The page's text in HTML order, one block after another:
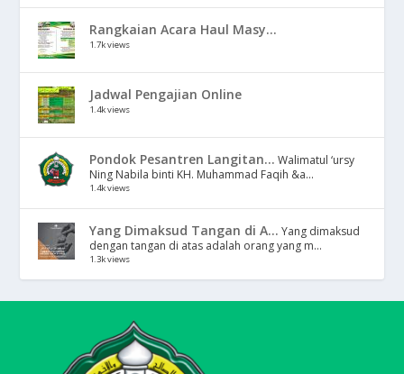
Rangkaian Acara Haul Masy...
1.7k views
Jadwal Pengajian Online
1.4k views
Pondok Pesantren Langitan... Walimatul ‘ursy
Ning Nabila binti KH. Muhammad Faqih &a...
1.4k views
Yang Dimaksud Tangan di A... Yang dimaksud
dengan tangan di atas adalah orang yang m...
1.3k views